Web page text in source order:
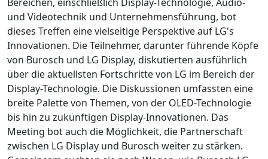
und Videotechnik und Unternehmensführung, bot
dieses Treffen eine vielseitige Perspektive auf LG's
Innovationen. Die Teilnehmer, darunter führende Köpfe
von Burosch und LG Display, diskutierten ausführlich
über die aktuellsten Fortschritte von LG im Bereich der
Display-Technologie. Die Diskussionen umfassten eine
breite Palette von Themen, von der OLED-Technologie
bis hin zu zukünftigen Display-Innovationen. Das
Meeting bot auch die Möglichkeit, die Partnerschaft
zwischen LG Display und Burosch weiter zu stärken.